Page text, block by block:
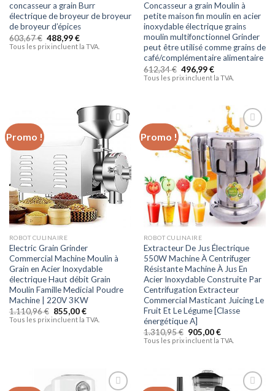
concasseur a grain Burr
électrique de broyeur de broyeur
de broyeur d’épices
603,67€ 488,99€
Tous les prix incluent la TVA.
Concasseur a grain Moulin à
petite maison fin moulin en acier
inoxydable électrique grains
moulin multifonctionnel Grinder
peut être utilisé comme grains de
café/complémentaire alimentaire
612,34€ 496,99€
Tous les prix incluent la TVA.
Promo !
Ajouter
à la liste
d’envies
ROBOT CULINAIRE
Electric Grain Grinder
Commercial Machine Moulin à
Grain en Acier Inoxydable
électrique Haut débit Grain
Moulin Famille Medicial Poudre
Machine | 220V 3KW
1.110,96€ 855,00€
Tous les prix incluent la TVA.
Promo !
Ajouter
à la liste
d’envies
ROBOT CULINAIRE
Extracteur De Jus Électrique
550W Machine À Centrifuger
Résistante Machine À Jus En
Acier Inoxydable Construite Par
Centrifugation Extracteur
Commercial Masticant Juicing Le
Fruit Et Le Légume [Classe
énergétique A]
1.310,95€ 905,00€
Tous les prix incluent la TVA.